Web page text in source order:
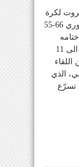
لكرة
السلة، فاز منتخب العراق على نظيره السوري 66-55
لاعبو العراق من تحقيق الفوز بفارق وصل الى 11
من اللقاء
الذي
تسرّع